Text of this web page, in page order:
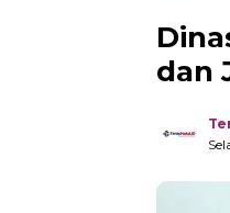
dan